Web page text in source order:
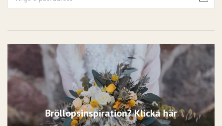
Bröllopsinspiration? Klicka här